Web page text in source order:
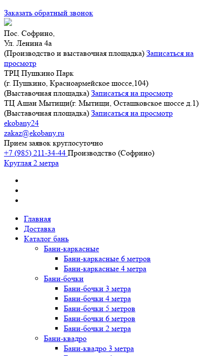
Заказать обратный звонок
Пос. Софрино,
Ул. Ленина 4а
(Производство и выставочная площадка) Записаться на
просмотр
ТРЦ Пушкино Парк
(г. Пушкино, Красноармейское шоссе,104)
(Выставочная площадка) Записаться на просмотр
ТЦ Ашан Мытищи(г. Мытищи, Осташковское шоссе д.1)
(Выставочная площадка) Записаться на просмотр
ekobany24
zakaz@ekobany.ru
Прием заявок круглосуточно
+7 (985) 211-34-44 Производство (Софрино)
Круглая 2 метра
Главная
Доставка
Каталог бань
Бани-каркасные
Бани-каркасные 6 метров
Бани-каркасные 4 метра
Бани-бочки
Бани-бочки 3 метра
Бани-бочки 4 метра
Бани-бочки 5 метров
Бани-бочки 6 метров
Бани-бочки 2 метра
Бани-квадро
Бани-квадро 3 метра